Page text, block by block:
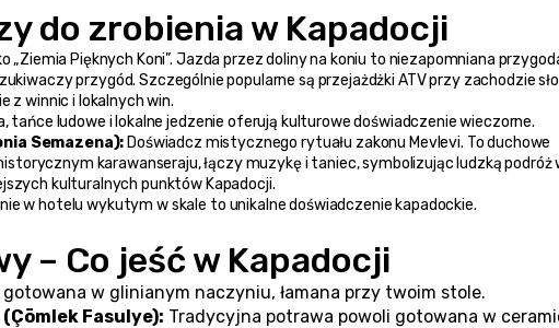
do zrobienia w Kapadocji
„Ziemia Pięknych Koni”. Jazda przez doliny na koniu to niezapomniana
przygód. Szczególnie popularne są przejażdżki ATV przy zachodzie
z winnic i lokalnych win.
tańce ludowe i lokalne jedzenie oferują kulturowe doświadczenie wieczorne.
Semazena): Doświadcz mistycznego rytuału zakonu Mevlevi. To duchowe
karawanseraju, łączy muzykę i taniec, symbolizując ludzką podróż
kulturalnych punktów Kapadocji.
w hotelu wykutym w skale to unikalne doświadczenie kapadockie.
– Co jeść w Kapadocji
gotowana w glinianym naczyniu, łamana przy twoim stole.
(Çömlek Fasulye): Tradycyjna potrawa powoli gotowana w